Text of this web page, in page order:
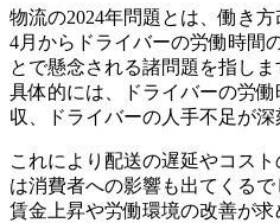
6.2024年問題解決にむけ
6-1.労働環境の改善
6-2.人材確保の取り組み
6-3.DX導入による業務効
6-4.中継輸送へのシフト
7.2024年問題の解決策と
8.物流事業のM&A
8-1.日本郵便、物流大手
物流の2024年問題とは、働き
4月からドライバーの労働時間
とで懸念される諸問題を指しま
具体的には、ドライバーの労
収、ドライバーの人手不足が深
これにより配送の遅延やコス
は消費者への影響も出てくる
賃金上昇や労働環境の改善が